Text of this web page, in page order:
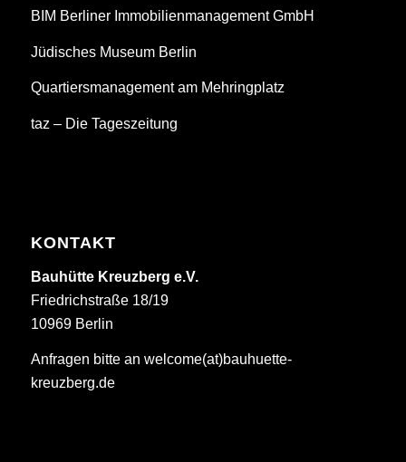
BIM Berliner Immobilienmanagement GmbH
Jüdisches Museum Berlin
Quartiersmanagement am Mehringplatz
taz – Die Tageszeitung
KONTAKT
Bauhütte Kreuzberg e.V.
Friedrichstraße 18/19
10969 Berlin
Anfragen bitte an welcome(at)bauhuette-
kreuzberg.de